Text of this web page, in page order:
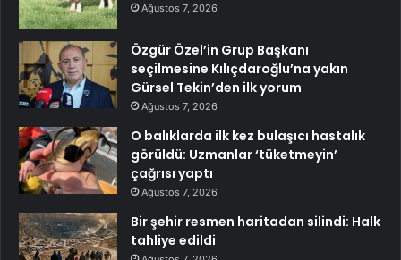
Ağustos 7, 2026
Özgür Özel’in Grup Başkanı
seçilmesine Kılıçdaroğlu’na yakın
Gürsel Tekin’den ilk yorum
Ağustos 7, 2026
O balıklarda ilk kez bulaşıcı hastalık
görüldü: Uzmanlar ‘tüketmeyin’
çağrısı yaptı
Ağustos 7, 2026
Bir şehir resmen haritadan silindi: Halk
tahliye edildi